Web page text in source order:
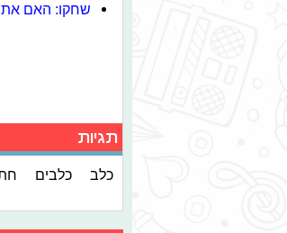
שחקו: האם
תגיות
כלב כלבים